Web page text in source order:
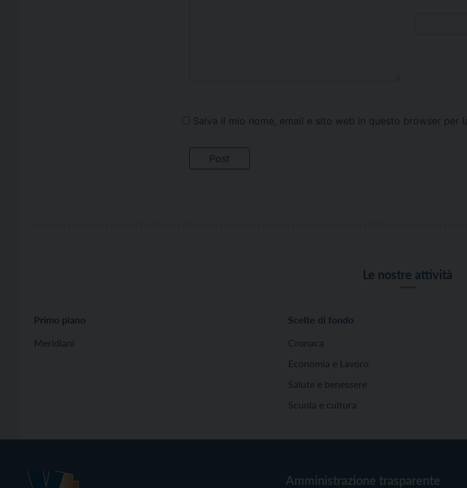
Salva il mio nome, email e sito web in questo browser per
Le nostre attività
Primo piano
Meridiani
Scelte di fondo
Cronaca
Economia e Lavoro
Salute e benessere
Scuola e cultura
Amministrazione trasparente